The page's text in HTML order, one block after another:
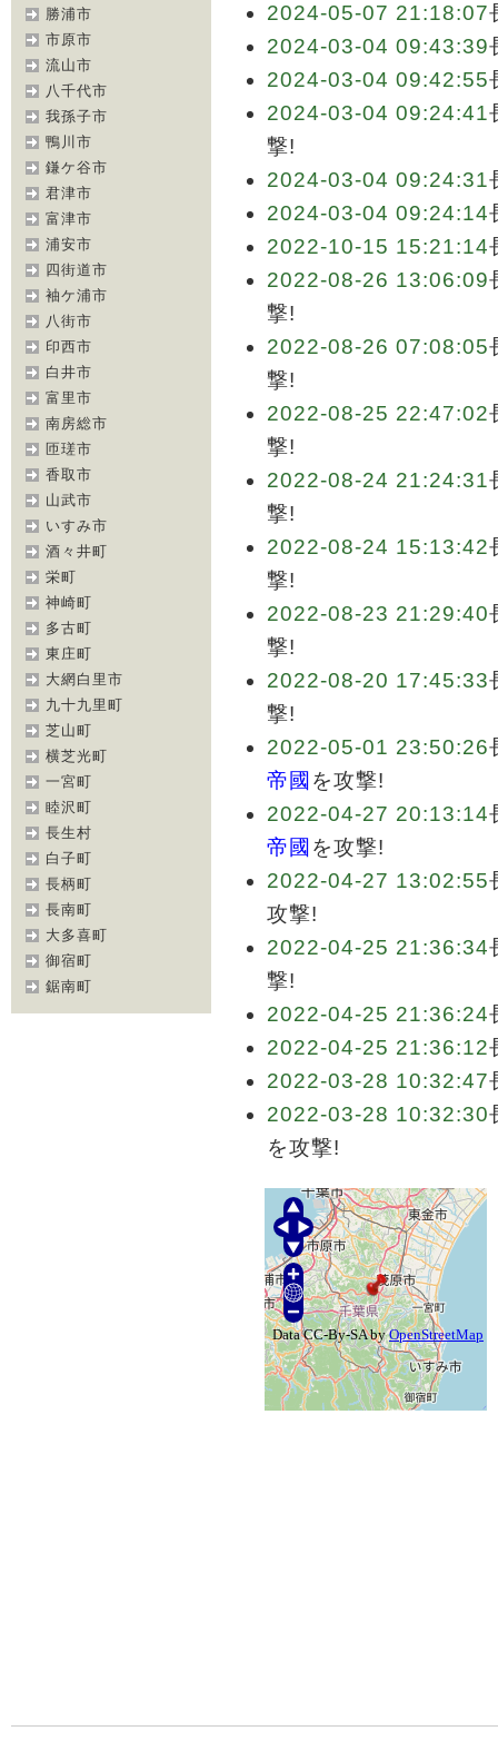
勝浦市
市原市
流山市
八千代市
我孫子市
鴨川市
鎌ケ谷市
君津市
富津市
浦安市
四街道市
袖ケ浦市
八街市
印西市
白井市
富里市
南房総市
匝瑳市
香取市
山武市
いすみ市
酒々井町
栄町
神崎町
多古町
東庄町
大網白里市
九十九里町
芝山町
横芝光町
一宮町
睦沢町
長生村
白子町
長柄町
長南町
大多喜町
御宿町
鋸南町
2024-05-07 21:18:07
2024-03-04 09:43:39
2024-03-04 09:42:55
2024-03-04 09:24:41
撃!
2024-03-04 09:24:31
2024-03-04 09:24:14
2022-10-15 15:21:14
2022-08-26 13:06:09
撃!
2022-08-26 07:08:05
撃!
2022-08-25 22:47:02
撃!
2022-08-24 21:24:31
撃!
2022-08-24 15:13:42
撃!
2022-08-23 21:29:40
撃!
2022-08-20 17:45:33
撃!
2022-05-01 23:50:26
帝國 を攻撃!
2022-04-27 20:13:14
帝國 を攻撃!
2022-04-27 13:02:55
攻撃!
2022-04-25 21:36:34
撃!
2022-04-25 21:36:24
2022-04-25 21:36:12
2022-03-28 10:32:47
2022-03-28 10:32:30
を攻撃!